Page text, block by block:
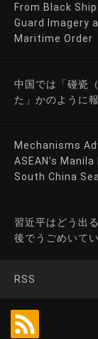
From Black
Guard Imagery
Maritime Order
中国では「碰瓷
た」かのように
Mechanisms
ASEAN’s
South China
習近平はどう出
後でうごめいて
RSS